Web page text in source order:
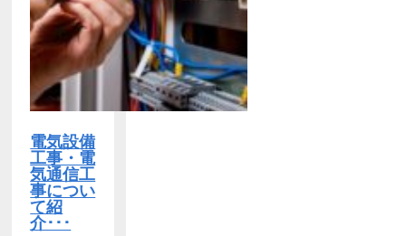
電気設備
工事・電
気通信工
事につい
て紹
介･･･